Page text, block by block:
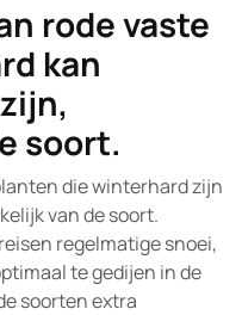
rode vaste
kan
soort.
die winterhard zijn
van de soort.
regelmatige snoei,
te gedijen in de
soorten extra